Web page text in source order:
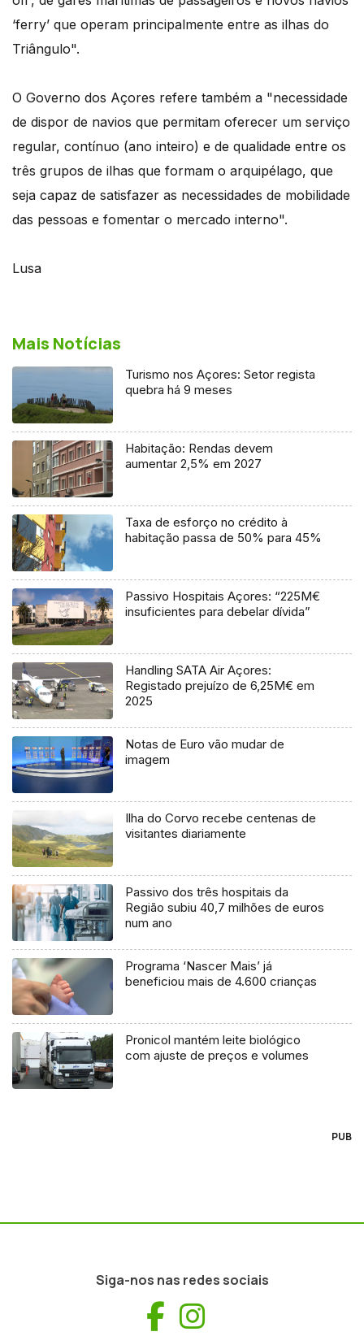
‘ferry’ que operam principalmente entre as ilhas do
Triângulo".
O Governo dos Açores refere também a "necessidade
de dispor de navios que permitam oferecer um serviço
regular, contínuo (ano inteiro) e de qualidade entre os
três grupos de ilhas que formam o arquipélago, que
seja capaz de satisfazer as necessidades de mobilidade
das pessoas e fomentar o mercado interno".
Lusa
Mais Notícias
Turismo nos Açores: Setor regista
quebra há 9 meses
Habitação: Rendas devem
aumentar 2,5% em 2027
Taxa de esforço no crédito à
habitação passa de 50% para 45%
Passivo Hospitais Açores: “225M€
insuficientes para debelar dívida”
Handling SATA Air Açores:
Registado prejuízo de 6,25M€ em
2025
Notas de Euro vão mudar de
imagem
Ilha do Corvo recebe centenas de
visitantes diariamente
Passivo dos três hospitais da
Região subiu 40,7 milhões de euros
num ano
Programa ‘Nascer Mais’ já
beneficiou mais de 4.600 crianças
Pronicol mantém leite biológico
com ajuste de preços e volumes
PUB
Siga-nos nas redes sociais
Facebook